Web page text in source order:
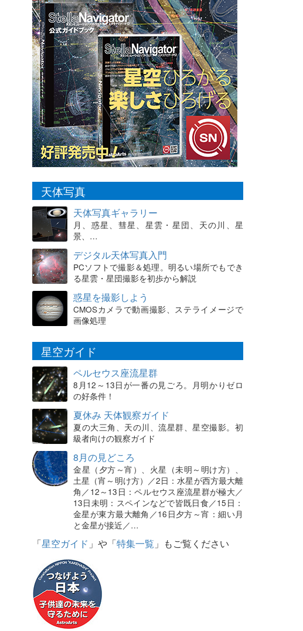
天体写真
天体写真ギャラリー
月、惑星、彗星、星雲・星団、天の川、星
景、…
デジタル天体写真入門
PCソフトで撮影＆処理。明るい場所でもでき
る星雲・星団撮影を初歩から解説
惑星を撮影しよう
CMOSカメラで動画撮影、ステライメージで
画像処理
星空ガイド
ペルセウス座流星群
8月12～13日が一番の見ごろ。月明かりゼロ
の好条件！
夏休み 天体観察ガイド
夏の大三角、天の川、流星群、星空撮影。初
級者向けの観察ガイド
8月の見どころ
金星（夕方～宵）、火星（未明～明け方）、
土星（宵～明け方）／2日：水星が西方最大離
角／12～13日：ペルセウス座流星群が極大／
13日未明：スペインなどで皆既日食／15日：
金星が東方最大離角／16日夕方～宵：細い月
と金星が接近／…
「星空ガイド 」や「特集一覧 」もご覧ください